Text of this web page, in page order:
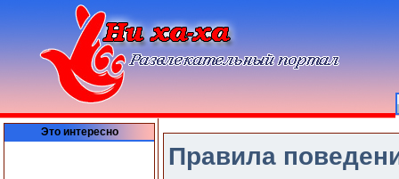
Это интересно
Правила